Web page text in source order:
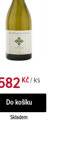
Kč / ks
Skladem